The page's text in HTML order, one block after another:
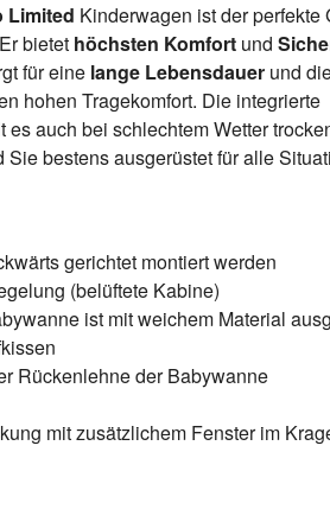
Limited Kinderwagen ist der perfekte
bietet höchsten Komfort und
für eine lange Lebensdauer und
hohen Tragekomfort. Die integrierte
es auch bei schlechtem Wetter
bestens ausgerüstet für alle
gerichtet montiert werden
(belüftete Kabine)
ist mit weichem Material
Rückenlehne der Babywanne
mit zusätzlichem Fenster im